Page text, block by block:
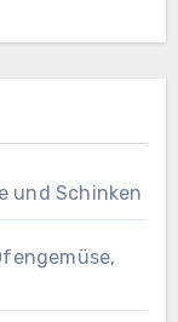
und Schinken